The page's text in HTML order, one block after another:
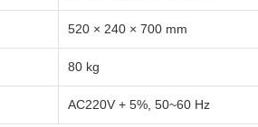
520 × 240 × 700 mm
80 kg
AC220V + 5%, 50~60 Hz